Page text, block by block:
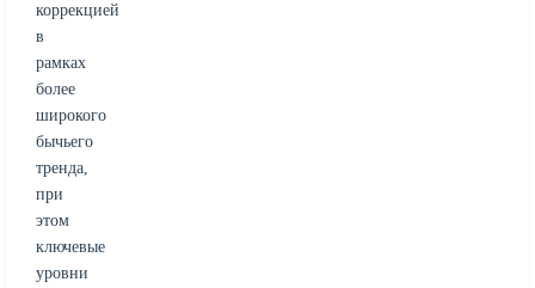
коррекцией
в
рамках
более
широкого
бычьего
тренда,
при
этом
ключевые
уровни